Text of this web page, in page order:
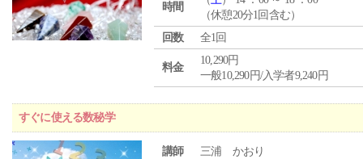
時間
（休憩20分1回含む）
回数
全1回
料金
10,290円
一般10,290円/入学者9,240円
すぐに使える数秘学
講師
三浦 かおり